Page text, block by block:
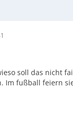
soll das nicht
Im fußball feiern